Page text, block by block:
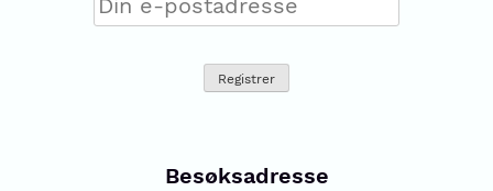
Besøksadresse